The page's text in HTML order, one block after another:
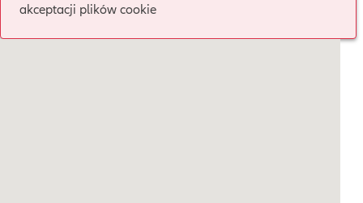
akceptacji plików cookie